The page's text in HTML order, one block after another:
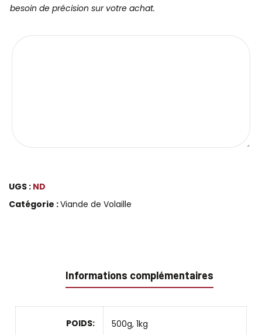
besoin de précision sur votre achat.
UGS : ND
Catégorie :Viande de Volaille
Informations complémentaires
POIDS 500g, 1kg